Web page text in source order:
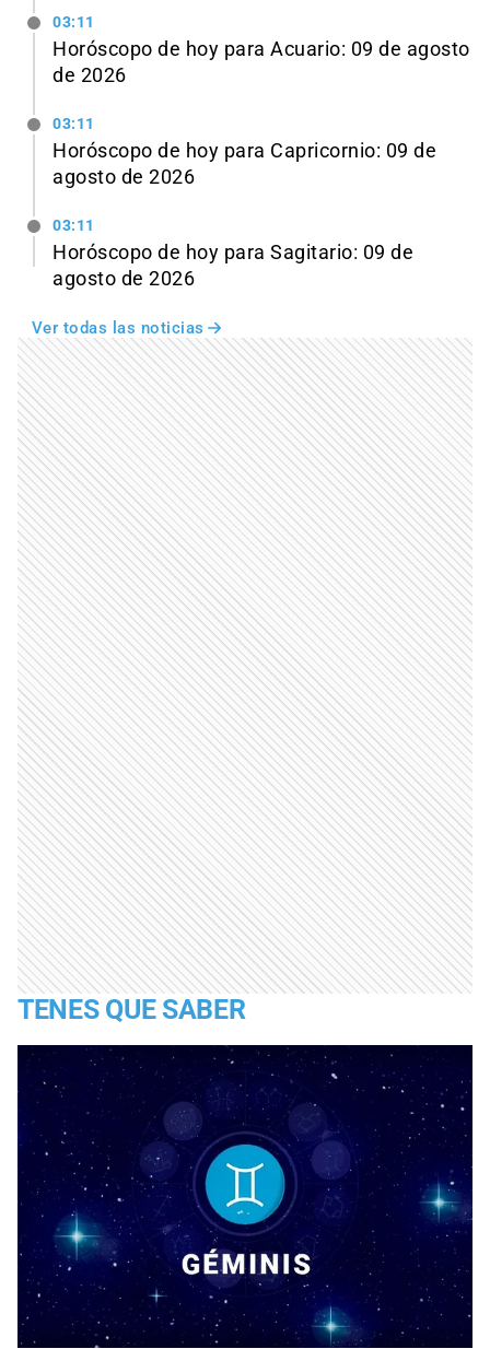
03:11
Horóscopo de hoy para Acuario: 09 de agosto
de 2026
03:11
Horóscopo de hoy para Capricornio: 09 de
agosto de 2026
03:11
Horóscopo de hoy para Sagitario: 09 de
agosto de 2026
Ver todas las noticias
TENES QUE SABER